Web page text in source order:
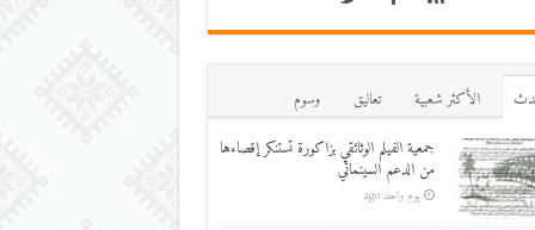
اﻷكثر شعبية تعاليق
وسوم
جمعية الفيلم الوثائقي بزاكورة تستنكر إقصاءها
من الدعم السينمائي
يوم واحد ago